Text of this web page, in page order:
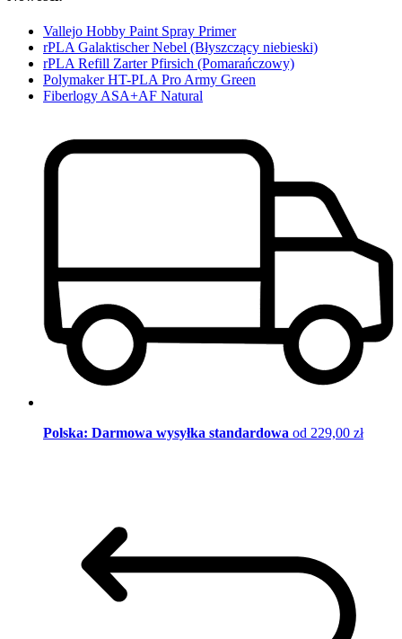
Vallejo Hobby Paint Spray Primer
rPLA Galaktischer Nebel (Błyszczący niebieski)
rPLA Refill Zarter Pfirsich (Pomarańczowy)
Polymaker HT-PLA Pro Army Green
Fiberlogy ASA+AF Natural
Polska: Darmowa wysyłka standardowa od 229,00 zł